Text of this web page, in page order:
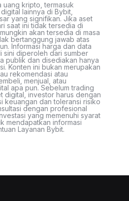
uang kripto, termasuk
lainnya di Bybit,
yang signifikan. Jika aset
saat ini tidak tersedia di
akan tersedia di masa
bertanggung jawab atas
Informasi harga dan data
sini diperoleh dari sumber
publik dan disediakan hanya
Konten ini bukan merupakan
rekomendasi atau
menjual, atau
apa pun. Sebelum trading
digital, investor harus dengan
keuangan dan toleransi risiko
dengan profesional
yang memenuhi syarat
mendapatkan informasi
Layanan Bybit.